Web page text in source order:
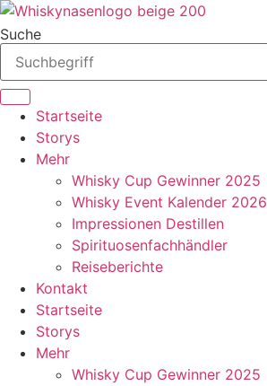
Zum
Inhalt
springen
Suche
Startseite
Storys
Mehr
Whisky Cup Gewinner 2025
Whisky Event Kalender 2026
Impressionen Destillen
Spirituosenfachhändler
Reiseberichte
Kontakt
Startseite
Storys
Mehr
Whisky Cup Gewinner 2025